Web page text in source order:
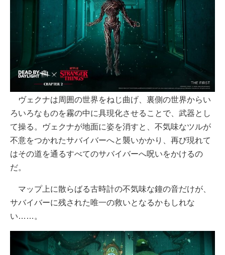
ヴェクナは周囲の世界をねじ曲げ、裏側の世界からい
ろいろなものを霧の中に具現化させることで、武器とし
て操る。ヴェクナが地面に姿を消すと、不気味なツルが
不意をつかれたサバイバーへと襲いかかり、再び現れて
はその道を通るすべてのサバイバーへ呪いをかけるの
だ。
マップ上に散らばる古時計の不気味な鐘の音だけが、
サバイバーに残された唯一の救いとなるかもしれな
い……。